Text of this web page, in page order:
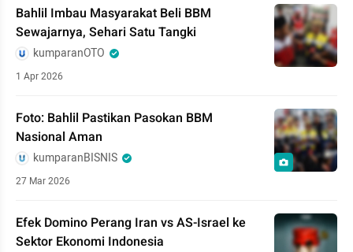
Bahlil Imbau Masyarakat Beli BBM
Sewajarnya, Sehari Satu Tangki
kumparanOTO
1 Apr 2026
Foto: Bahlil Pastikan Pasokan BBM
Nasional Aman
kumparanBISNIS
27 Mar 2026
Efek Domino Perang Iran vs AS-Israel ke
Sektor Ekonomi Indonesia